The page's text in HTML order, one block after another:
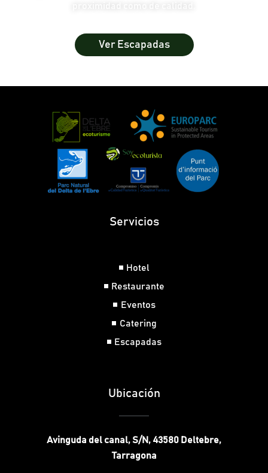
Ver Escapadas
Servicios
Hotel
Restaurante
Eventos
Catering
Escapadas
Ubicación
Avinguda del canal, S/N, 43580 Deltebre,
Tarragona